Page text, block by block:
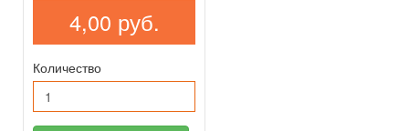
4,00 руб.
Количество